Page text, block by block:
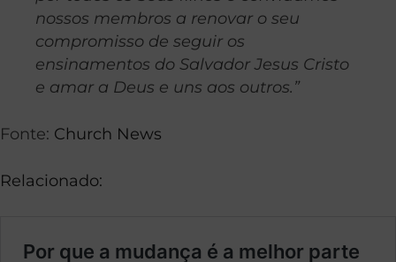
nossos membros a renovar o seu
compromisso de seguir os
ensinamentos do Salvador Jesus Cristo
e amar a Deus e uns aos outros.”
Fonte: Church News
Relacionado: